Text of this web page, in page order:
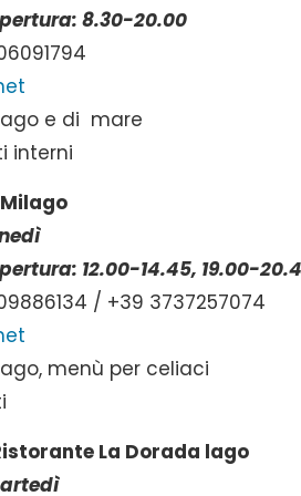
8.30-20.00
e di mare
interni
12.00-14.45, 19.00-
/ +39 3737257074
menù per celiaci
La Dorada lago